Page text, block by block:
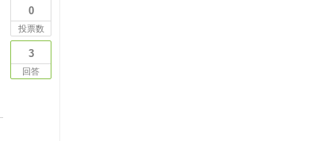
0
投票数
3
回答